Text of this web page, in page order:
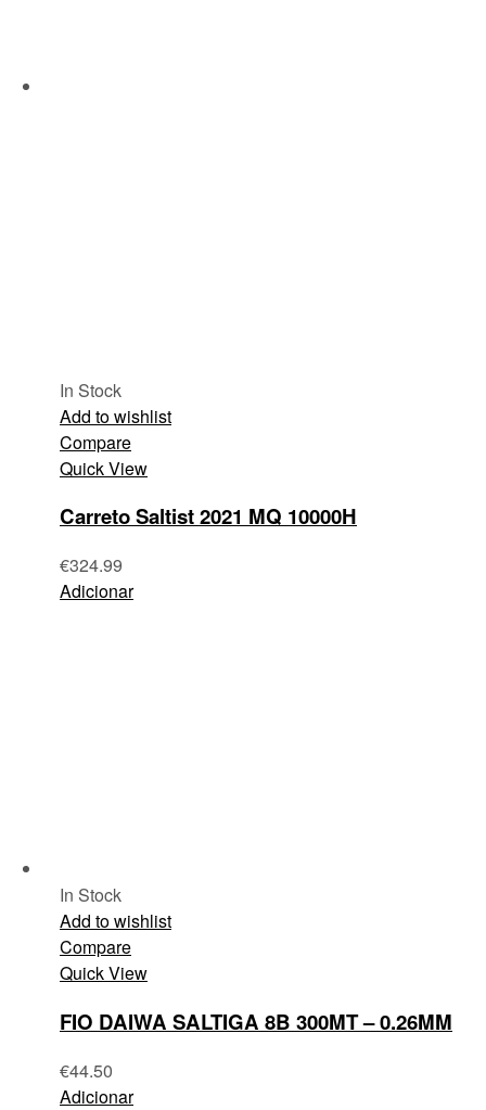
In Stock
Add to wishlist
Compare
Quick View
Carreto Saltist 2021 MQ 10000H
€324.99
Adicionar
In Stock
Add to wishlist
Compare
Quick View
FIO DAIWA SALTIGA 8B 300MT – 0.26MM
€44.50
Adicionar